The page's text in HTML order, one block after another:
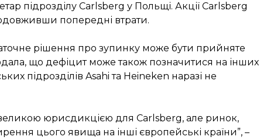
підрозділу Carlsberg у Польщі. Акції Carlsberg
попередні втрати.
рішення про зупинку може бути прийняте
що дефіцит може також позначитися на інших
підрозділів Asahi та Heineken наразі не
юрисдикцією для Carlsberg, але ринок,
цього явища на інші європейські країни”, –